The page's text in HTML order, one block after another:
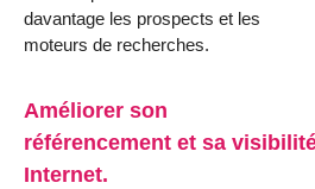
davantage les prospects et les
moteurs de recherches.
Améliorer son
référencement et sa
Internet.